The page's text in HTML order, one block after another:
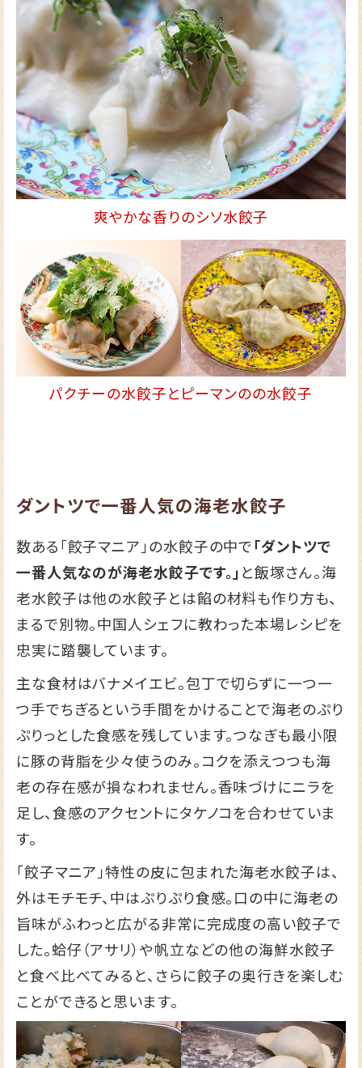
爽やかな香りのシソ水餃子
パクチーの水餃子とピーマンのの水餃子
ダントツで一番人気の海老水餃子
数ある「餃子マニア」の水餃子の中で「ダントツで
一番人気なのが海老水餃子です。」と飯塚さん。海
老水餃子は他の水餃子とは餡の材料も作り方も、
まるで別物。中国人シェフに教わった本場レシピを
忠実に踏襲しています。
主な食材はバナメイエビ。包丁で切らずに一つ一
つ手でちぎるという手間をかけることで海老のぷり
ぷりっとした食感を残しています。つなぎも最小限
に豚の背脂を少々使うのみ。コクを添えつつも海
老の存在感が損なわれません。香味づけにニラを
足し、食感のアクセントにタケノコを合わせていま
す。
「餃子マニア」特性の皮に包まれた海老水餃子は、
外はモチモチ、中はぷりぷり食感。口の中に海老の
旨味がふわっと広がる非常に完成度の高い餃子で
した。蛤仔（アサリ）や帆立などの他の海鮮水餃子
と食べ比べてみると、さらに餃子の奥行きを楽しむ
ことができると思います。